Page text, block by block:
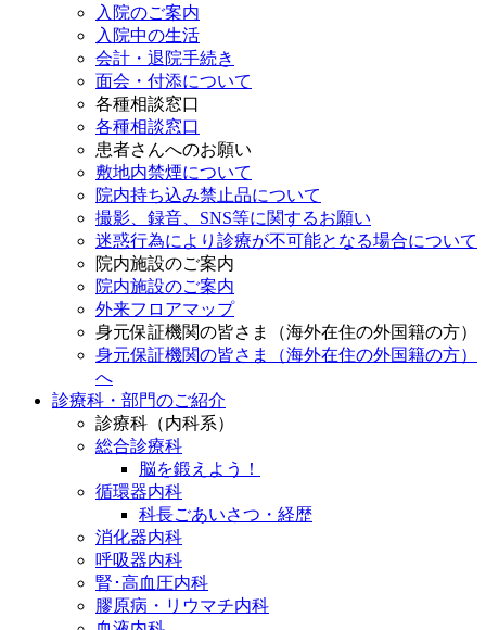
入院のご案内
入院中の生活
会計・退院手続き
面会・付添について
各種相談窓口
各種相談窓口
患者さんへのお願い
敷地内禁煙について
院内持ち込み禁止品について
撮影、録音、SNS等に関するお願い
迷惑行為により診療が不可能となる場合について
院内施設のご案内
院内施設のご案内
外来フロアマップ
身元保証機関の皆さま（海外在住の外国籍の方）
身元保証機関の皆さま（海外在住の外国籍の方）
へ
診療科・部門のご紹介
診療科（内科系）
総合診療科
脳を鍛えよう！
循環器内科
科長ごあいさつ・経歴
消化器内科
呼吸器内科
腎･高血圧内科
膠原病・リウマチ内科